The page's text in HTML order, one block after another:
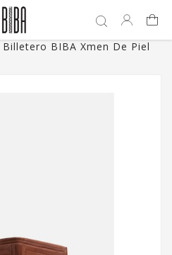
Billetero BIBA Xmen De Piel